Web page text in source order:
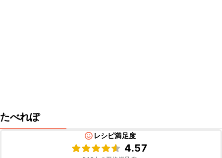
たべれぽ
レシピ満足度
4.57